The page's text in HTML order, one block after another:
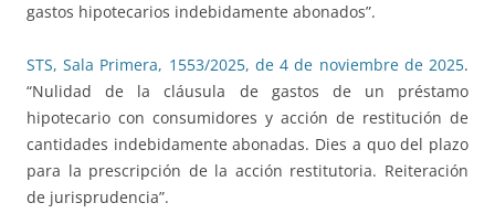
gastos hipotecarios indebidamente abonados”.
STS, Sala Primera, 1553/2025, de 4 de noviembre de 2025.
“Nulidad de la cláusula de gastos de un préstamo
hipotecario con consumidores y acción de restitución de
cantidades indebidamente abonadas. Dies a quo del plazo
para la prescripción de la acción restitutoria. Reiteración
de jurisprudencia”.